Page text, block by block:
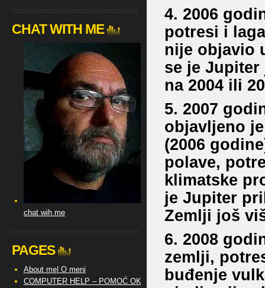
4. 2006
potresi i
nije objavio
se je
na 2004 ili
5. 2007
objavljeno
(2006
polave,
klimatske
je Jupiter
Zemlji još
6. 2008
zemlji,
buđenje
CHAT WITH ME
chat wih me
PAGES
About me| O meni
COMPUTER HELP – POMOĆ OKO